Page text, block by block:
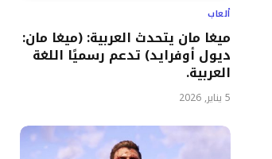
ألعاب
ميغا مان يتحدث العربية: (ميغا مان:
ديول أوفرايد) تدعم رسميًا اللغة
العربية.
5 يناير, 2026